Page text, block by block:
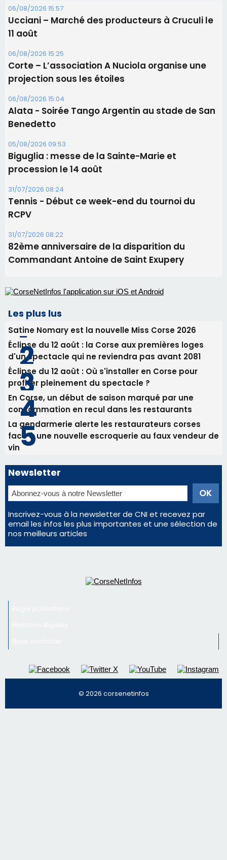
06/08/2026 15:57
Ucciani – Marché des producteurs à Cruculi le
11 août
06/08/2026 15:25
Corte – L’association A Nuciola organise une
projection sous les étoiles
06/08/2026 15:04
Alata - Soirée Tango Argentin au stade de San
Benedetto
05/08/2026 09:53
Biguglia : messe de la Sainte-Marie et
procession le 14 août
31/07/2026 08:24
Tennis - Début ce week-end du tournoi du
RCPV
31/07/2026 08:22
82ème anniversaire de la disparition du
Commandant Antoine de Saint Exupery
Les plus lus
Satine Nomary est la nouvelle Miss Corse 2026
Éclipse du 12 août : la Corse aux premières loges
d'un spectacle qui ne reviendra pas avant 2081
Éclipse du 12 août : Où s'installer en Corse pour
profiter pleinement du spectacle ?
En Corse, un début de saison marqué par une
consommation en recul dans les restaurants
La gendarmerie alerte les restaurateurs corses
face à une nouvelle escroquerie au faux vendeur de
vin
Newsletter
Inscrivez-vous à la newsletter de CNI et recevez par
email les infos les plus importantes et une sélection de
nos meilleurs articles
© 2026 corsenetinfos